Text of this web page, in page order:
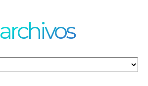
archivos